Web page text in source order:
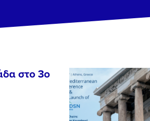
στο 3o